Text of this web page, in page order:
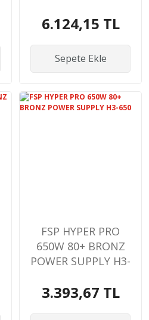
6.124,15 TL
Sepete Ekle
FSP HYPER PRO
650W 80+ BRONZ
POWER SUPPLY H3-
3.393,67 TL